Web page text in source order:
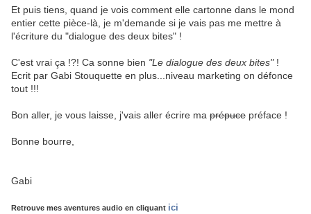
Et puis tiens, quand je vois comment elle cartonne dans le mond
entier cette pièce-là, je m'demande si je vais pas me mettre à
l'écriture du "dialogue des deux bites" !
C'est vrai ça !?! Ca sonne bien "Le dialogue des deux bites"!
Ecrit par Gabi Stouquette en plus...niveau marketing on défonce
tout !!!
Bon aller, je vous laisse, j'vais aller écrire ma prépuce préface !
Bonne bourre,
Gabi
Retrouve mes aventures audio en cliquant ici